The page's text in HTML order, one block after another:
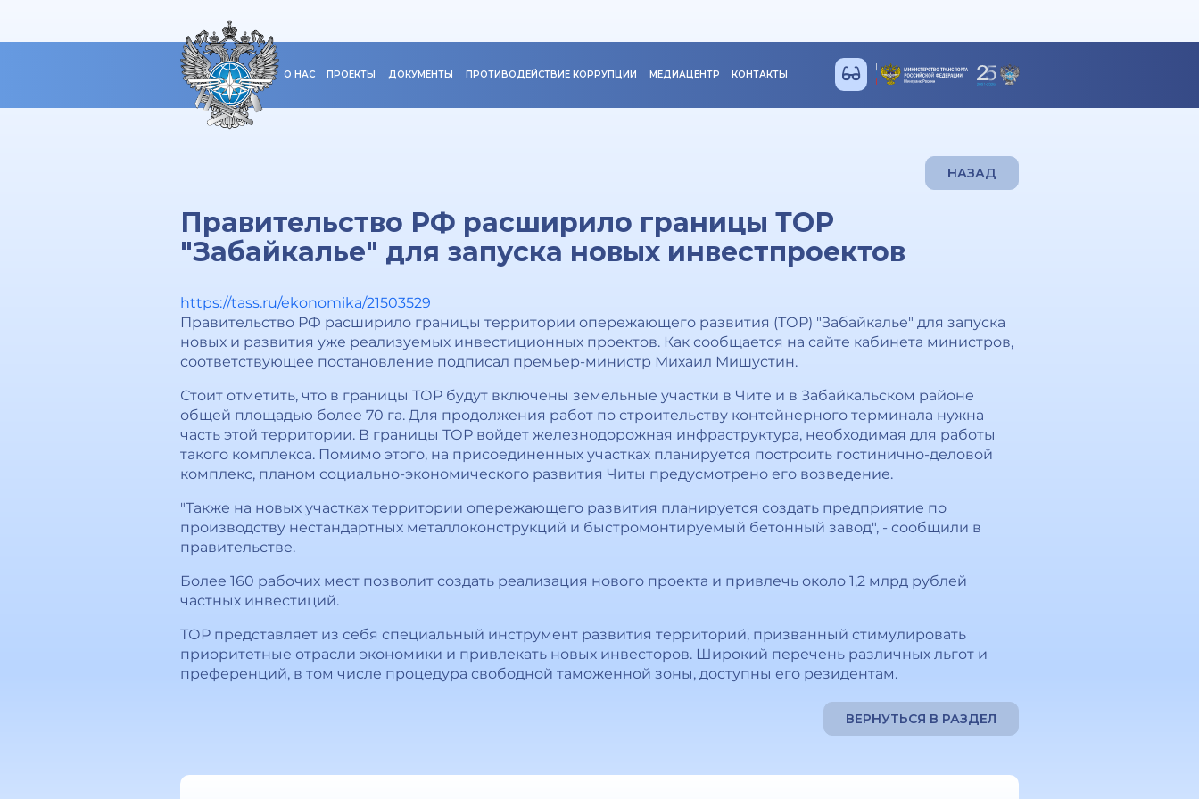
О НАС ПРОЕКТЫ ДОКУМЕНТЫ ПРОТИВОДЕЙСТВИЕ КОРРУПЦИИ МЕДИАЦЕНТР КОНТАКТЫ
НАЗАД
Правительство РФ расширило границы ТОР
"Забайкалье" для запуска новых инвестпроектов
https://tass.ru/ekonomika/21503529
Правительство РФ расширило границы территории опережающего развития (ТОР) "Забайкалье" для запуска
новых и развития уже реализуемых инвестиционных проектов. Как сообщается на сайте кабинета министров,
соответствующее постановление подписал премьер-министр Михаил Мишустин.
Стоит отметить, что в границы ТОР будут включены земельные участки в Чите и в Забайкальском районе
общей площадью более 70 га. Для продолжения работ по строительству контейнерного терминала нужна
часть этой территории. В границы ТОР войдет железнодорожная инфраструктура, необходимая для работы
такого комплекса. Помимо этого, на присоединенных участках планируется построить гостинично-деловой
комплекс, планом социально-экономического развития Читы предусмотрено его возведение.
"Также на новых участках территории опережающего развития планируется создать предприятие по
производству нестандартных металлоконструкций и быстромонтируемый бетонный завод", - сообщили в
правительстве.
Более 160 рабочих мест позволит создать реализация нового проекта и привлечь около 1,2 млрд рублей
частных инвестиций.
ТОР представляет из себя специальный инструмент развития территорий, призванный стимулировать
приоритетные отрасли экономики и привлекать новых инвесторов. Широкий перечень различных льгот и
преференций, в том числе процедура свободной таможенной зоны, доступны его резидентам.
ВЕРНУТЬСЯ В РАЗДЕЛ